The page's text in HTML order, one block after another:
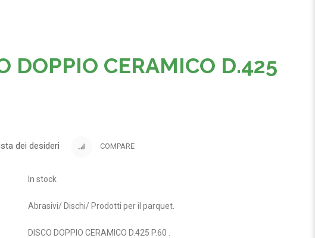
DOPPIO CERAMICO D.425
dei desideri COMPARE
In stock
Abrasivi/ Dischi/ Prodotti per il parquet.
DISCO DOPPIO CERAMICO D.425 P.60